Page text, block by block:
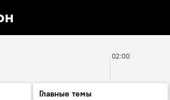
02:00
Главные темы